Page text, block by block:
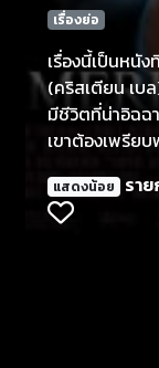
เรื่องย่อ
เรื่องนี้เป็นหนั
(คริสเตียน เบ
มีชีวิตที่น่าอิฉฉ
เขาต้องเพรีย
ดันกลายผู้กระห
แสดงน้อย ราย